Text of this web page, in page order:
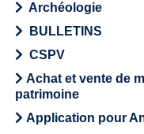
Archéologie
BULLETINS
CSPV
Achat et vente de
patrimoine
Application pour